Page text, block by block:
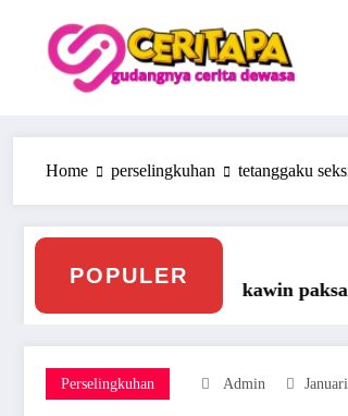
Home perselingkuhan tetanggaku
POPULER
paksa ibuku mengalah
Perselingkuhan Admin